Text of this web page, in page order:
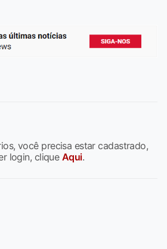
você precisa estar cadastrado,
login, clique Aqui.